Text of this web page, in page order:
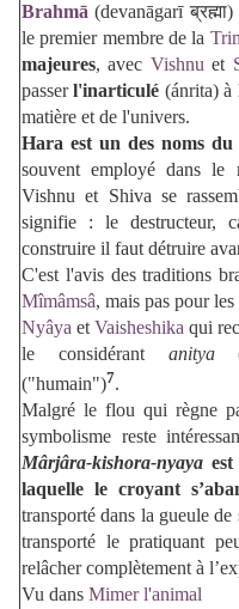
Brahmā (devanāgarī
le premier membre de la
majeures, avec Vishnu et
passerl'inarticulé (ánrita) à
matière et de l'univers.
Hara est un des noms
souvent employé dans le
Vishnu et Shiva se
signifie : le destructeur,
construire il faut détruire
C'est l'avis des traditions
Mîmâmsâ, mais pas pour
Nyâya et Vaisheshika qui
le considérant anitya
("humain")7.
Malgré le flou qui règne
symbolisme reste
Mârjâra-kishora-nyaya
laquelle le croyant
transporté dans la gueule
transporté le pratiquant
relâcher complètement à
Vu dans Mimer l'animal